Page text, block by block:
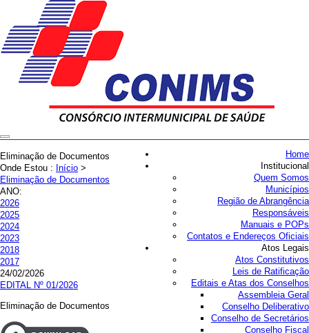
Home
Institucional
Quem Somos
Municípios
Região de Abrangência
Responsáveis
Manuais e POPs
Contatos e Endereços Oficiais
Atos Legais
Atos Constitutivos
Leis de Ratificação
Editais e Atas dos Conselhos
Assembleia Geral
Conselho Deliberativo
Conselho de Secretários
Conselho Fiscal
Eliminação de Documentos
Onde Estou : Início >
Eliminação de Documentos
ANO:
2026
2025
2024
2023
2018
2017
24/02/2026
EDITAL Nº 01/2026
Eliminação de Documentos